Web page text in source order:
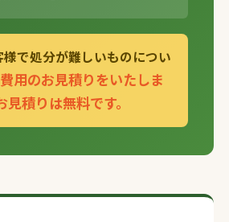
で処分が難しいものについ
用のお見積りをいたしま
見積りは無料です。